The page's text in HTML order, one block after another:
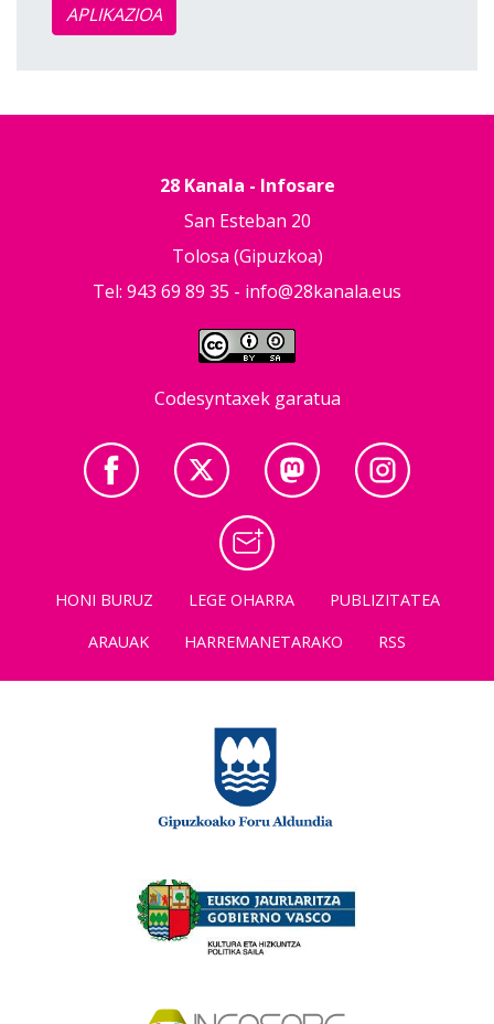
APLIKAZIOA
28 Kanala - Infosare
San Esteban 20
Tolosa (Gipuzkoa)
Tel: 943 69 89 35 - info@28kanala.eus
Codesyntaxek garatua
HONI BURUZ LEGE OHARRA
PUBLIZITATEA
ARAUAK
HARREMANETARAKO RSS